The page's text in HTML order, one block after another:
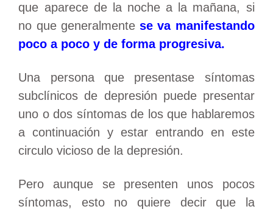
que aparece de la noche a la mañana, si
no que generalmentese va manifestando
poco a poco y de forma progresiva.
Una persona que presentase síntomas
subclínicos de depresión puede presentar
uno o dos síntomas de los que hablaremos
a continuación y estar entrando en este
circulo vicioso de la depresión.
Pero aunque se presenten unos pocos
síntomas, esto no quiere decir que la